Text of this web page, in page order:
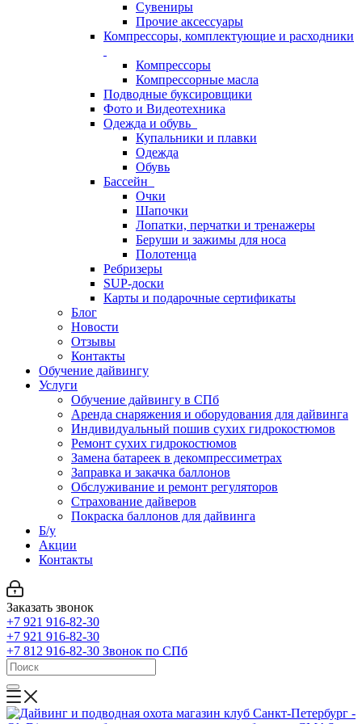
Сувениры
Прочие аксессуары
Компрессоры, комплектующие и расходники
Компрессоры
Компрессорные масла
Подводные буксировщики
Фото и Видеотехника
Одежда и обувь
Купальники и плавки
Одежда
Обувь
Бассейн
Очки
Шапочки
Лопатки, перчатки и тренажеры
Беруши и зажимы для носа
Полотенца
Ребризеры
SUP-доски
Карты и подарочные сертификаты
Блог
Новости
Отзывы
Контакты
Обучение дайвингу
Услуги
Обучение дайвингу в СПб
Аренда снаряжения и оборудования для дайвинга
Индивидуальный пошив сухих гидрокостюмов
Ремонт сухих гидрокостюмов
Замена батареек в декомпрессиметрах
Заправка и закачка баллонов
Обслуживание и ремонт регуляторов
Страхование дайверов
Покраска баллонов для дайвинга
Б/у
Акции
Контакты
Заказать звонок
+7 921 916-82-30
+7 921 916-82-30
+7 812 916-82-30 Звонок по СПб